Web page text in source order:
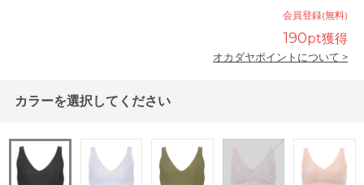
会員登録(無料)
190pt獲得
オカダヤポイントについて >
カラーを選択してください